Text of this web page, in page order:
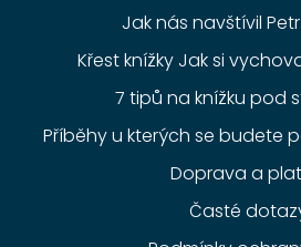
Jak nás navštívil
Křest knížky Jak si
7 tipů na knížku pod
Příběhy u kterých se budete
Doprava a
Časté